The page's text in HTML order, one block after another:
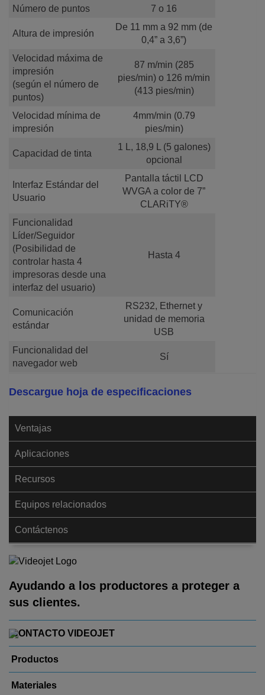
Número de puntos
7 o 16
Altura de impresión
De 11 mm a 92 mm (de
0,4” a 3,6”)
Velocidad máxima de
impresión
(según el número de
puntos)
87 m/min (285
pies/min) o 126 m/min
(413 pies/min)
Velocidad mínima de
impresión
4mm/min (0.79
pies/min)
Capacidad de tinta
1 L, 18,9 L (5 galones)
opcional
Interfaz Estándar del
Usuario
Pantalla táctil LCD
WVGA a color de 7”
CLARiTY®
Funcionalidad
Líder/Seguidor
(Posibilidad de
controlar hasta 4
impresoras desde una
interfaz del usuario)
Hasta 4
Comunicación
estándar
RS232, Ethernet y
unidad de memoria
USB
Funcionalidad del
navegador web
Sí
Descargue hoja de especificaciones
Ventajas
Aplicaciones
Recursos
Equipos relacionados
Contáctenos
Ayudando a los productores a proteger a
sus clientes.
CONTACTO VIDEOJET
Productos
Materiales